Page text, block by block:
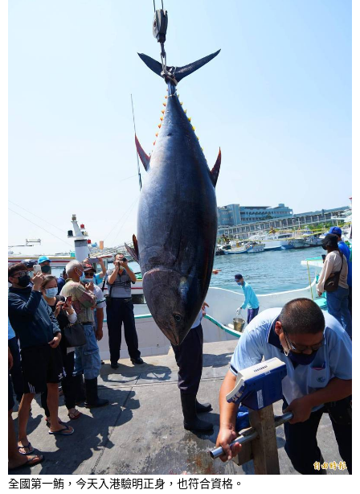
全國第一鮪，今天入港驗明正身，也符合資格。